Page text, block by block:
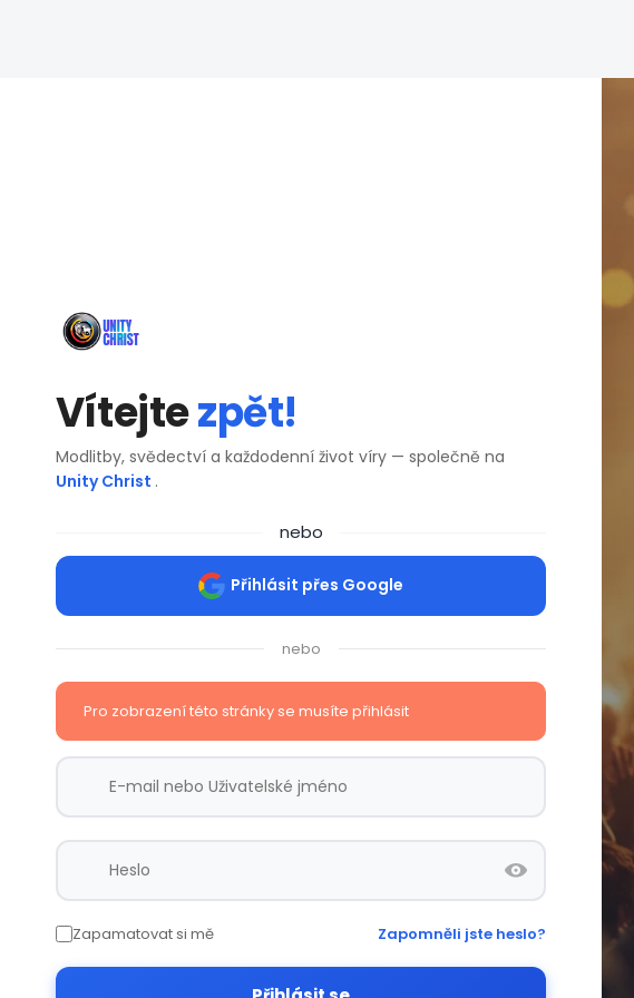
Vítejtezpět!
Modlitby, svědectví a každodenní život víry — společně na
Unity Christ .
nebo
Přihlásit přes Google
nebo
Pro zobrazení této stránky se musíte přihlásit
Zapamatovat si mě Zapomněli jste heslo?